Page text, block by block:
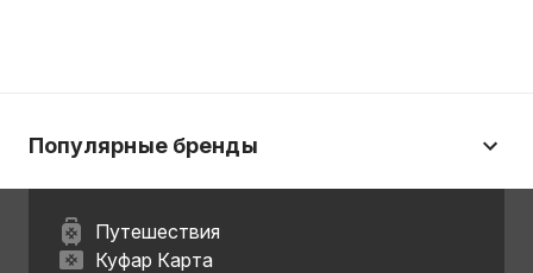
Популярные бренды
Путешествия
Куфар Карта